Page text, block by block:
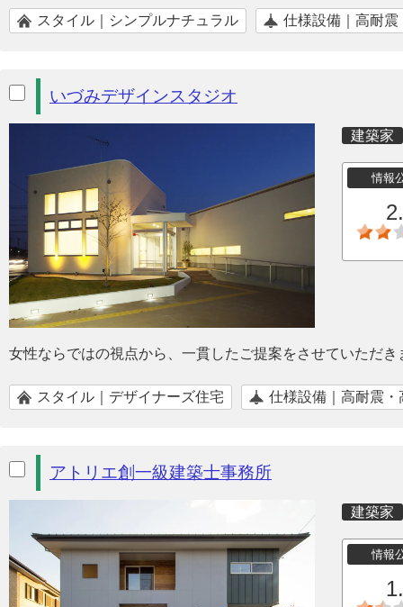
スタイル｜シンプルナチュラル 仕様設備｜高耐震
いづみデザインスタジオ
建築家
情報
女性ならではの視点から、一貫したご提案をさせていただき
スタイル｜デザイナーズ住宅 仕様設備｜高耐震・
アトリエ創一級建築士事務所
建築家
情報